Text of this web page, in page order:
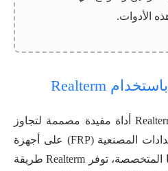
الأدوات.
تعتبر Realterm FRP Lock Removal أداة مفيدة مصممة لتجاوز
حماية إعادة التعيين إلى الإعدادات المصنعية (FRP) على أجهزة
Samsung. من خلال برمجياتها المتخصصة، توفر Realterm طريقة